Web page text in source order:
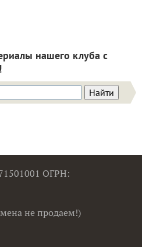
нашего клуба с
ОГРН:
не продаем!)